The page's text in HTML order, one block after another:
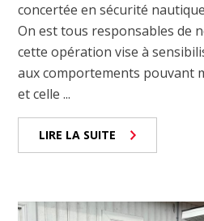
concertée en sécurité
On est tous responsables de
cette opération vise à
aux comportements pouvant
et celle ...
LIRE LA SUITE